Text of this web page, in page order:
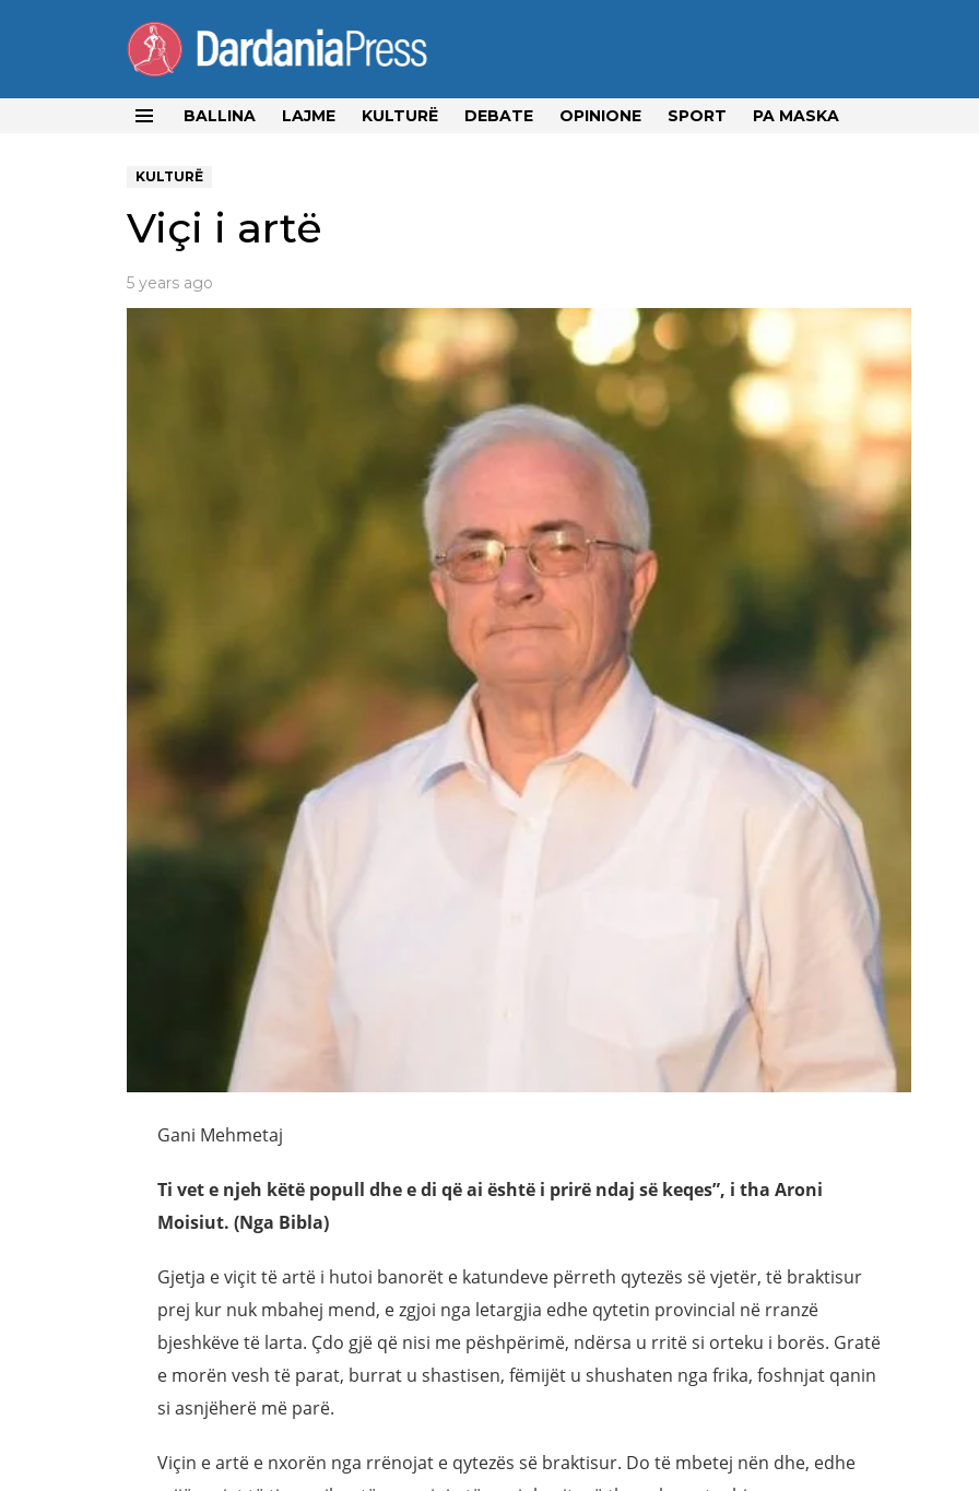
BALLINA LAJME KULTURË DEBATE OPINIONE SPORT PA MASKA
KULTURË
Viçi i artë
5 years ago
Gani Mehmetaj
Ti vet e njeh këtë popull dhe e di që ai është i prirë ndaj së keqes”, i tha Aroni
Moisiut. (Nga Bibla)
Gjetja e viçit të artë i hutoi banorët e katundeve përreth qytezës së vjetër, të braktisur
prej kur nuk mbahej mend, e zgjoi nga letargjia edhe qytetin provincial në rranzë
bjeshkëve të larta. Çdo gjë që nisi me pëshpërimë, ndërsa u rritë si orteku i borës. Gratë
e morën vesh të parat, burrat u shastisen, fëmijët u shushaten nga frika, foshnjat qanin
si asnjëherë më parë.
Viçin e artë e nxorën nga rrënojat e qytezës së braktisur. Do të mbetej nën dhe, edhe